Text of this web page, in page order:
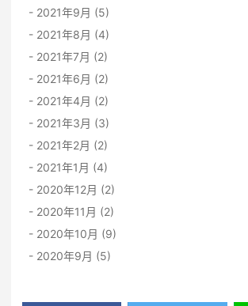
2021年9月 (5)
2021年8月 (4)
2021年7月 (2)
2021年6月 (2)
2021年4月 (2)
2021年3月 (3)
2021年2月 (2)
2021年1月 (4)
2020年12月 (2)
2020年11月 (2)
2020年10月 (9)
2020年9月 (5)